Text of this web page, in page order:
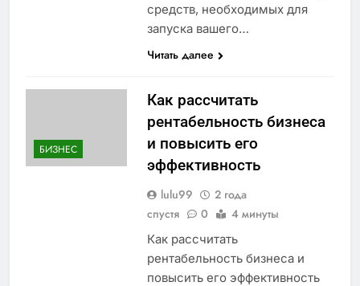
средств, необходимых для
запуска вашего…
Читать далее
БИЗНЕС
Как рассчитать
рентабельность бизнеса
и повысить его
эффективность
lulu99
2 года
спустя
0 4 минуты
Как рассчитать
рентабельность бизнеса и
повысить его эффективность